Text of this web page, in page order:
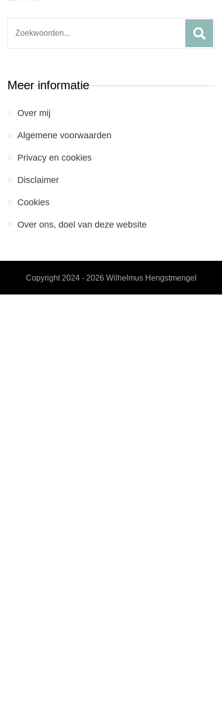
Meer informatie
Over mij
Algemene voorwaarden
Privacy en cookies
Disclaimer
Cookies
Over ons, doel van deze website
Copyright 2024 - 2026 Wilhelmus Hengstmengel